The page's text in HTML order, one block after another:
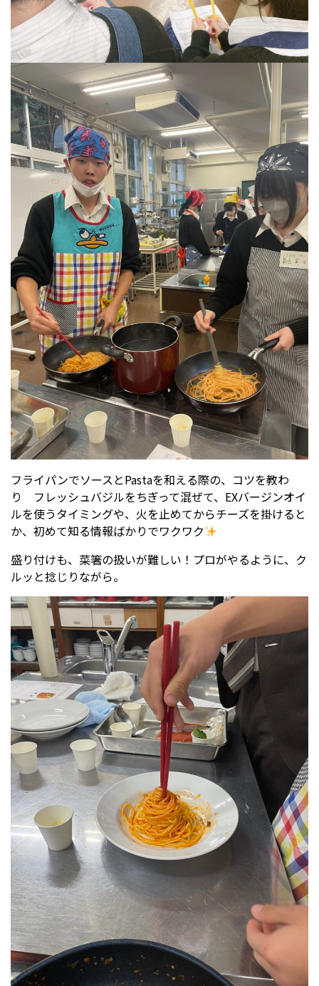
フライパンでソースとPastaを和える際の、コツを教わ
り フレッシュバジルをちぎって混ぜて、EXバージンオイ
ルを使うタイミングや、火を止めてからチーズを掛けると
か、初めて知る情報ばかりでワクワク
盛り付けも、菜箸の扱いが難しい！プロがやるように、ク
ルッと捻じりながら。